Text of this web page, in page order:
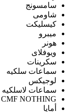
سامسونج
شاومى
كيسليكت
ميبرو
هونر
ويوفلاى
سكرينات
سماعات سلكيه
لوجيكس
سماعات لاسلكيه
CMF NOTHING
أمايا